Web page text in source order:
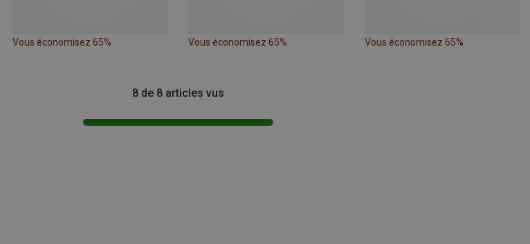
Vous économisez 65% Vous économisez 65% Vous économisez 65%
8 de 8 articles vus